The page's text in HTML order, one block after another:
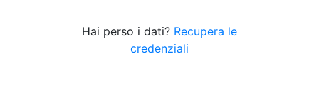
Hai perso i dati? Recupera le
credenziali